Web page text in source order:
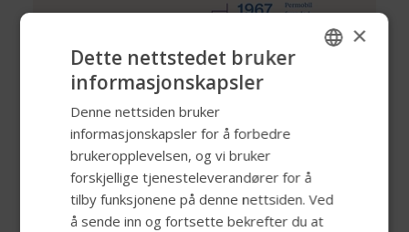
ENGLISH
DUTCH
GERMAN
×
Dette nettstedet bruker
informasjonskapsler
Denne nettsiden bruker
informasjonskapsler for å forbedre
brukeropplevelsen, og vi bruker
forskjellige tjenesteleverandører for å
tilby funksjonene på denne nettsiden. Ved
å sende inn og fortsette bekrefter du at